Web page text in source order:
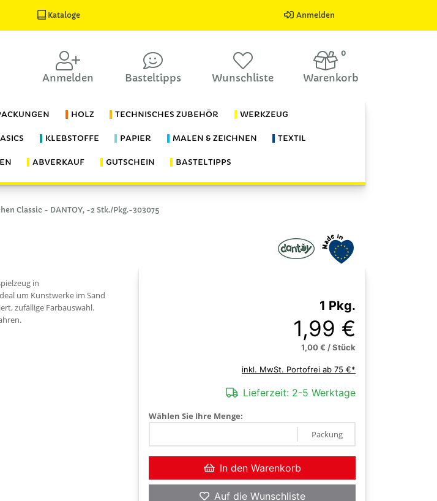
Kataloge Anmelden
Anmelden Basteltipps Wunschliste
0
Warenkorb
HOLZ TECHNISCHES ZUBEHÖR WERKZEUG
KLEBSTOFFE PAPIER MALEN & ZEICHNEN TEXTIL
ABVERKAUF GUTSCHEIN BASTELTIPPS
Classic - DANTOY, -2 Stk./Pkg.-303075
in
um Kunstwerke im Sand
zufällige Farbauswahl.
1 Pkg.
1,99 €
1,00 € / Stück
inkl. MwSt. Portofrei ab 75 €*
Lieferzeit: 2-5 Werktage
Wählen Sie Ihre Menge:
Packung
In den Warenkorb
Auf die Wunschliste